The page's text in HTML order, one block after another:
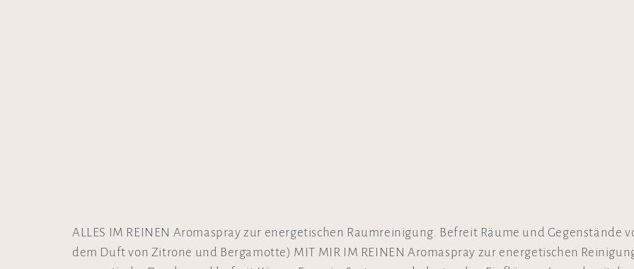
ALLES IM REINEN Aromaspray zur energetischen Raumreinigung. Befreit Räume und Gegenstände
dem Duft von Zitrone und Bergamotte) MIT MIR IM REINEN Aromaspray zur energetischen